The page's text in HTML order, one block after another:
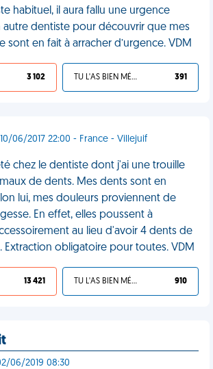
habituel, il aura fallu une urgence
autre dentiste pour découvrir que mes
sont en fait à arracher d’urgence. VDM
3 102 TU L'AS BIEN MÉRITÉ 391
06/2017 22:00 - France - Villejuif
chez le dentiste dont j'ai une trouille
de dents. Mes dents sont en
lui, mes douleurs proviennent de
En effet, elles poussent à
au lieu d'avoir 4 dents de
Extraction obligatoire pour toutes. VDM
13 421 TU L'AS BIEN MÉRITÉ 910
06/2019 08:30